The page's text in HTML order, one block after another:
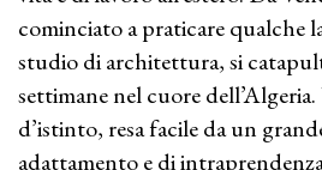
cominciato a praticare qualche
studio di architettura, si
settimane nel cuore
d’istinto, resa facile da un
adattamento e di